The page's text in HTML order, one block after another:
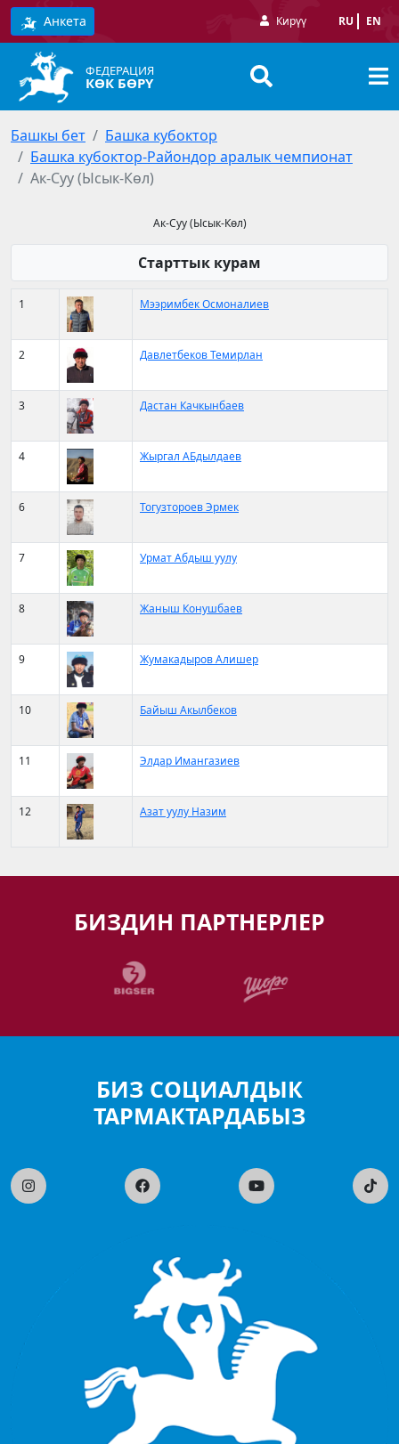
Анкета Кирүү RU EN
ФЕДЕРАЦИЯ
КӨК БӨРҮ
Башкы бет
Башка кубоктор
Башка кубоктор-Райондор аралык чемпионат
Ак-Суу (Ысык-Көл)
Ак-Суу (Ысык-Көл)
Старттык курам
1 Мээримбек Осмоналиев
2 Давлетбеков Темирлан
3 Дастан Качкынбаев
4 Жыргал АБдылдаев
6 Тогузтороев Эрмек
7 Урмат Абдыш уулу
8 Жаныш Конушбаев
9 Жумакадыров Алишер
10 Байыш Акылбеков
11 Элдар Имангазиев
12 Азат уулу Назим
БИЗДИН ПАРТНЕРЛЕР
БИЗ СОЦИАЛДЫК
ТАРМАКТАРДАБЫЗ